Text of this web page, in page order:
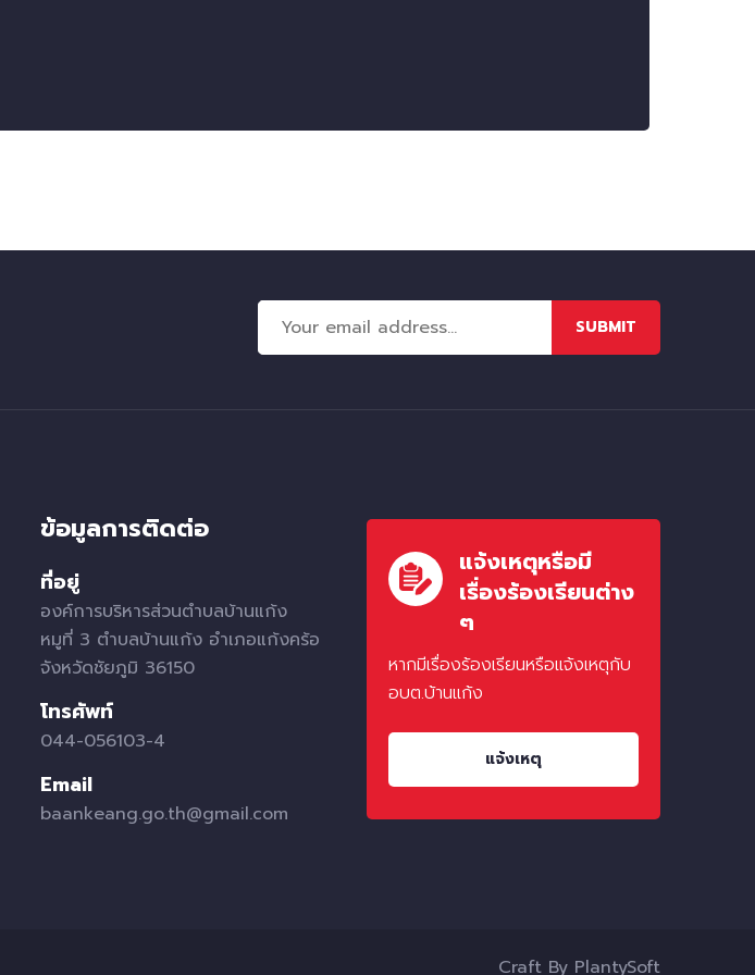
SUBMIT
ข้อมูลการติดต่อ
ที่อยู่
องค์การบริหารส่วนตำบลบ้านแก้ง
หมูที่ 3 ตำบลบ้านแก้ง อำเภอแก้งคร้อ
จังหวัดชัยภูมิ 36150
โทรศัพท์
044-056103-4
Email
baankeang.go.th@gmail.com
แจ้งเหตุหรือมี
เรื่องร้องเรียนต่าง
ๆ
หากมีเรื่องร้องเรียนหรือแจ้งเหตุกับ
อบต.บ้านแก้ง
แจ้งเหตุ
Craft By PlantySoft